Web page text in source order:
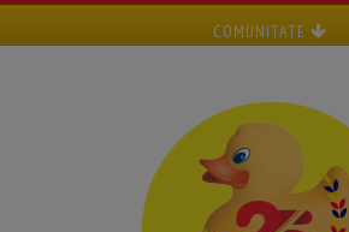
COMUNITATE